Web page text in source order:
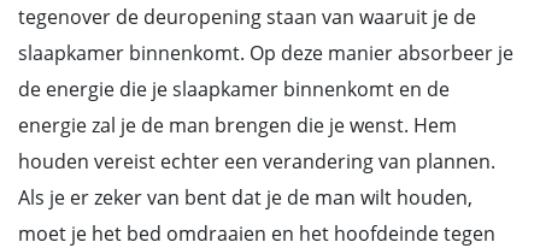
tegenover de deuropening staan van waaruit je de
slaapkamer binnenkomt. Op deze manier absorbeer je
de energie die je slaapkamer binnenkomt en de
energie zal je de man brengen die je wenst. Hem
houden vereist echter een verandering van plannen.
Als je er zeker van bent dat je de man wilt houden,
moet je het bed omdraaien en het hoofdeinde tegen